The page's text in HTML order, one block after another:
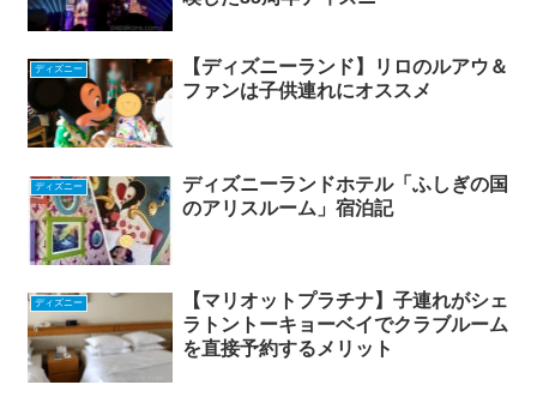
ディズニー
【ディズニーランド】リロのルアウ＆
ファンは子供連れにオススメ
ディズニー
ディズニーランドホテル「ふしぎの国
のアリスルーム」宿泊記
ディズニー
【マリオットプラチナ】子連れがシェ
ラトントーキョーベイでクラブルーム
を直接予約するメリット